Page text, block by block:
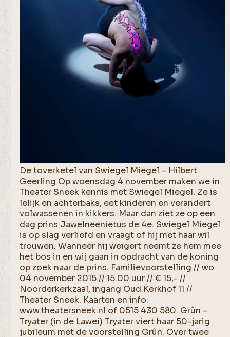
De toverketel van Swiegel Miegel – Hilbert
Geerling Op woensdag 4 november maken we in
Theater Sneek kennis met Swiegel Miegel. Ze is
lelijk en achterbaks, eet kinderen en verandert
volwassenen in kikkers. Maar dan ziet ze op een
dag prins Jawelneenietus de 4e. Swiegel Miegel
is op slag verliefd en vraagt of hij met haar wil
trouwen. Wanneer hij weigert neemt ze hem mee
het bos in en wij gaan in opdracht van de koning
op zoek naar de prins. Familievoorstelling // wo
04 november 2015 // 15.00 uur // € 15,- //
Noorderkerkzaal, ingang Oud Kerkhof 11 //
Theater Sneek. Kaarten en info:
www.theatersneek.nl of 0515 430 580. Grûn –
Tryater (in de Lawei) Tryater viert haar 50-jarig
jubileum met de voorstelling Grûn. Over twee